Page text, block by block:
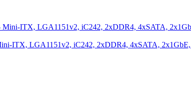
ITX, LGA1151v2, iC242, 2xDDR4, 4xSATA,